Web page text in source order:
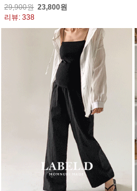
29,900원 23,800원
리뷰: 338